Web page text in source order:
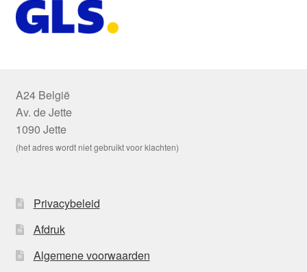
A24 België
Av. de Jette
1090 Jette
(het adres wordt niet gebruikt voor klachten)
Privacybeleid
Afdruk
Algemene voorwaarden